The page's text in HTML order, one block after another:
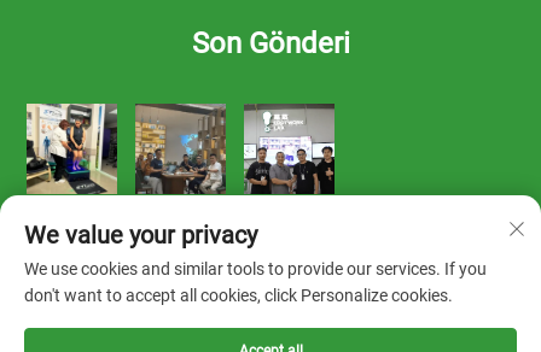
Son Gönderi
Telif hakkı © 2025 FOOTWORK LAB tarafından sahiplenilmiştir
We value your privacy
We use cookies and similar tools to provide our services. If you
don't want to accept all cookies, click Personalize cookies.